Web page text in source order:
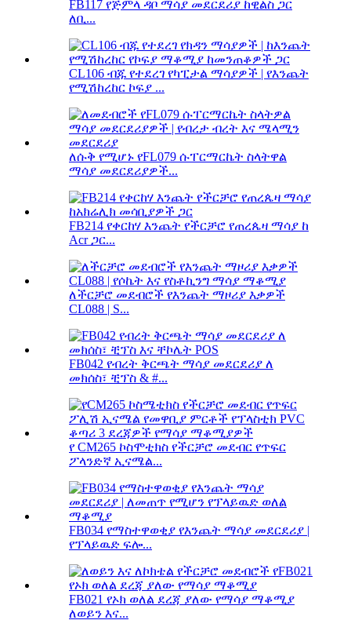
FB117 የጅምላ ዳቦ ማሳያ መደርደሪያ ከዊልስ ጋር
ለቢ...
CL106 ብጁ የተደረገ የካፒታል ማሳያዎች | የእንጨት
የሚሽከረከር ኮፍያ ...
ለሱቅ የሚሆኑ የFL079 ሱፐርማርኬት ስላትዋል
ማሳያ መደርደሪያዎች...
FB214 የቀርከሃ እንጨት የችርቻሮ የጠረጴዛ ማሳያ ከ
Acr ጋር...
ለችርቻሮ መደብሮች የእንጨት ማዞሪያ እቃዎች
CL088 | S...
FB042 የብረት ቅርጫት ማሳያ መደርደሪያ ለ
መክሰስ፣ ቺፕስ & #...
የ CM265 ኮስሞቲክስ የችርቻሮ መደብር የጥፍር
ፖላንድኛ ኢናሜል...
FB034 የማስተዋወቂያ የእንጨት ማሳያ መደርደሪያ |
የፕላይዉድ ፍሎ...
FB021 የኦክ ወለል ደረጃ ያለው የማሳያ ማቆሚያ
ለወይን እና...